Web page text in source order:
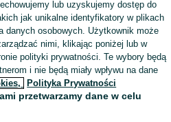
na OLX, aby skontaktować się z
lub uzyskujemy dostęp do
jak unikalne identyfikatory w plikach
danych osobowych. Użytkownik może
nimi, klikając poniżej lub w
polityki prywatności. Te wybory będą
i nie będą miały wpływu na dane
Polityka Prywatności
przetwarzamy dane w celu